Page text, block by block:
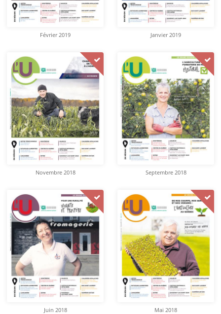
Février 2019 Janvier 2019
Novembre 2018 Septembre 2018
Juin 2018 Mai 2018